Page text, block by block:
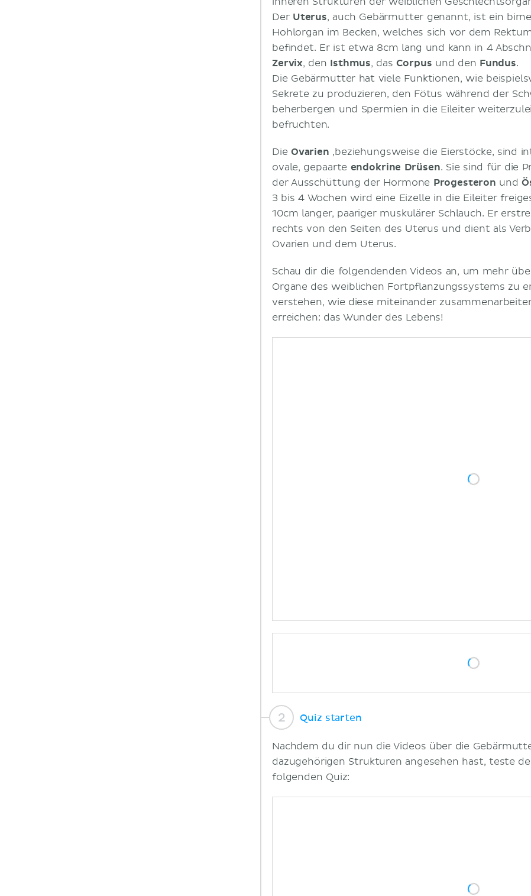
Der Uterus, auch Gebärmutter genannt, ist ein
Hohlorgan im Becken, welches sich vor dem
befindet. Er ist etwa 8cm lang und kann in 4
Zervix, den Isthmus, dasCorpus und den Fundus.
Die Gebärmutter hat viele Funktionen, wie
Sekrete zu produzieren, den Fötus während der
beherbergen und Spermien in die Eileiter
befruchten.
Die Ovarien ,beziehungsweise die Eierstöcke, sind
ovale, gepaarte endokrine Drüsen. Sie sind für die
der Ausschüttung der Hormone Progesteron und
3 bis 4 Wochen wird eine Eizelle in die Eileiter
10cm langer, paariger muskulärer Schlauch. Er
rechts von den Seiten des Uterus und dient als
Ovarien und dem Uterus.
Schau dir die folgendenden Videos an, um mehr
Organe des weiblichen Fortpflanzungssystems zu
verstehen, wie diese miteinander
erreichen: das Wunder des Lebens!
Quiz starten
Nachdem du dir nun die Videos über die
dazugehörigen Strukturen angesehen hast, teste
folgenden Quiz: